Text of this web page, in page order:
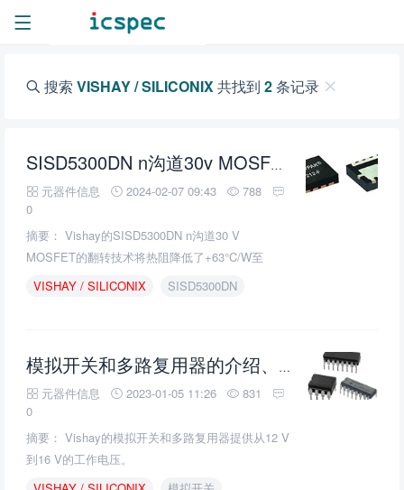
搜索 VISHAY / SILICONIX共找到 2条记录
SISD5300DN n沟道30v MOSFET的介绍、特性、及应用
元器件信息
2024-02-07 09:43
788
0
摘要： Vishay的SISD5300DN n沟道30 V
MOSFET的翻转技术将热阻降低了+63°C/W至
+56°C/W。
VISHAY / SILICONIX SISD5300DN
模拟开关和多路复用器的介绍、特性、及应用
元器件信息
2023-01-05 11:26
831
0
摘要： Vishay的模拟开关和多路复用器提供从12 V
到16 V的工作电压。